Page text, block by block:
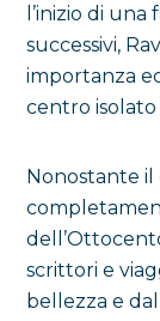
l’inizio di
successivi,
importanza
centro
Nonostante il
scrittori e
bellezza e